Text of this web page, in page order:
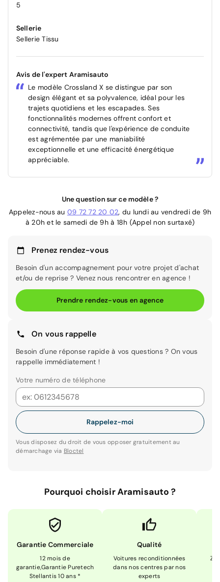
5
Sellerie
Sellerie Tissu
Avis de l'expert Aramisauto
Le modèle Crossland X se distingue par son
design élégant et sa polyvalence, idéal pour les
trajets quotidiens et les escapades. Ses
fonctionnalités modernes offrent confort et
connectivité, tandis que l'expérience de conduite
est agrémentée par une maniabilité
exceptionnelle et une efficacité énergétique
appréciable.
Une question sur ce modèle ?
Appelez-nous au 09 72 72 20 02, du lundi au vendredi de 9h
à 20h et le samedi de 9h à 18h (Appel non surtaxé)
Prenez rendez-vous
Besoin d'un accompagnement pour votre projet d'achat
et/ou de reprise ? Venez nous rencontrer en agence !
Prendre rendez-vous en agence
On vous rappelle
Besoin d'une réponse rapide à vos questions ? On vous
rappelle immédiatement !
Votre numéro de téléphone
Rappelez-moi
Vous disposez du droit de vous opposer gratuitement au
démarchage via Bloctel
Pourquoi choisir Aramisauto ?
Garantie Commerciale
12 mois de
garantie,Garantie Puretech
Stellantis 10 ans *
Qualité
Voitures reconditionnées
dans nos centres par nos
experts